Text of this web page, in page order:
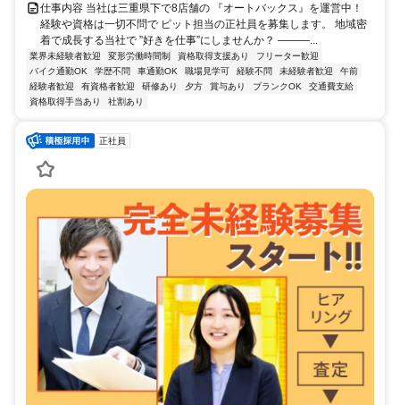
仕事内容 当社は三重県下で8店舗の 『オートバックス』を運営中！
経験や資格は一切不問で ピット担当の正社員を募集します。 地域密
着で成長する当社で ”好きを仕事”にしませんか？ ―――...
業界未経験者歓迎 変形労働時間制 資格取得支援あり
フリーター歓迎
バイク通勤OK
学歴不問 車通勤OK 職場見学可 経験不問 未経験者歓迎
午前
経験者歓迎
有資格者歓迎 研修あり 夕方 賞与あり ブランクOK
交通費支給
資格取得手当あり
社割あり
正社員